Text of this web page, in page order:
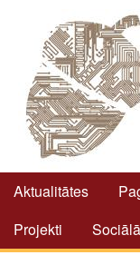
Aktualitātes
Projekti